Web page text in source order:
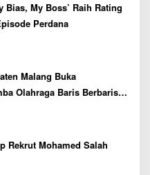
Bias, My Boss’ Raih Rating
Perdana
Malang Buka
Olahraga Baris Berbaris
Rekrut Mohamed Salah